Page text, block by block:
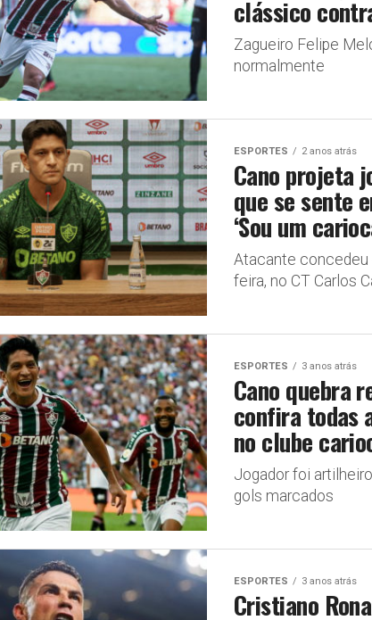
clássico
Zagueiro Felipe
normalmente
ESPORTES 2 anos atrás
Cano projeta
que se sente
‘Sou um
Atacante
feira, no CT Carlos
ESPORTES 3 anos atrás
Cano quebra
confira todas
no clube
Jogador foi
gols marcados
ESPORTES 3 anos atrás
Cristiano